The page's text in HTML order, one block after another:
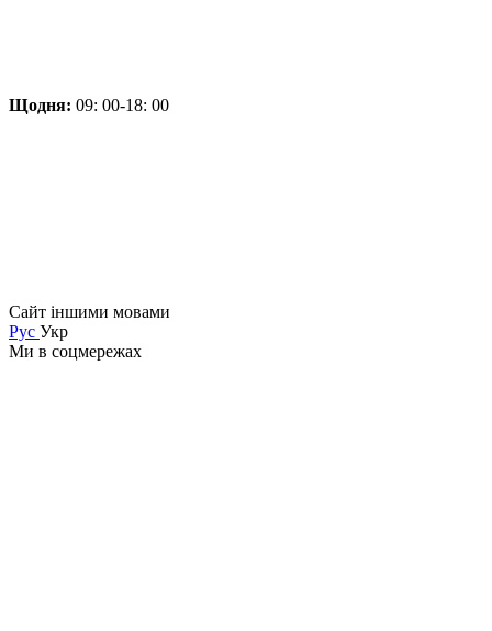
Щодня: 09: 00-18: 00
Сайт іншими мовами
Рус Укр
Ми в соцмережах